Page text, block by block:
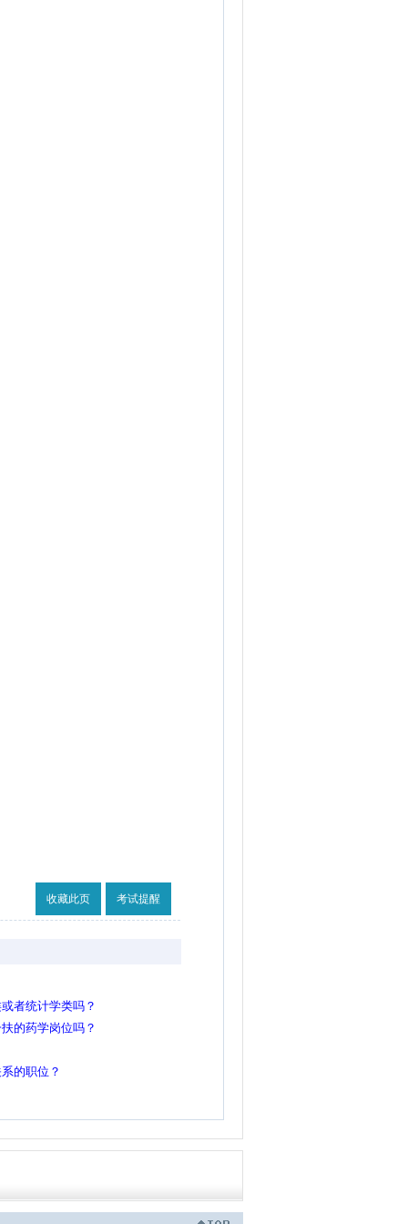
收藏此页 考试提醒
者统计学类吗？
的药学岗位吗？
的职位？